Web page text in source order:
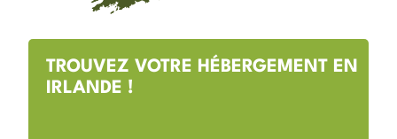
TROUVEZ VOTRE HÉBERGEMENT EN
IRLANDE !